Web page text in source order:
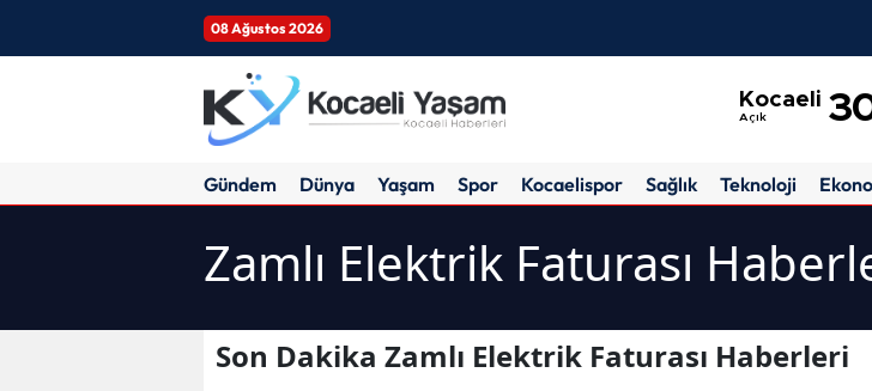
08 Ağustos 2026
Kocaeli
AçıkAdıyaman
Amasya
Antalya
Gündem Dünya Yaşam Spor Kocaelispor Sağlık Teknoloji
Zamlı Elektrik Faturası
Son Dakika Zamlı Elektrik Faturası Haberleri